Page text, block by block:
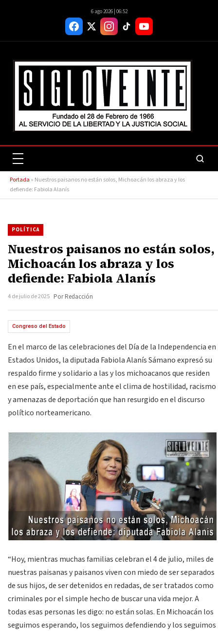
6 ago 2026 | 06:52
Portada » Nuestros paisanos no están solos, Michoacán los abraza y los
defiende: Fabiola Alanís
POLÍTICA
Nuestros paisanos no están solos,
Michoacán los abraza y los
defiende: Fabiola Alanís
4 de julio de 2025 Por Redacción
Congreso del Estado
En el marco de las celebraciones del Día de la Independencia en
Estados Unidos, la diputada Fabiola Alanís Sámano expresó su
respaldo firme y solidario a las y los michoacanos que residen
en ese país, especialmente ante el clima de hostilidad, racismo
y amenazas de deportación que han resurgido en el discurso
político norteamericano.
“Hoy, mientras muchas familias celebran el 4 de julio, miles de
nuestras paisanas y paisanos viven con miedo de ser separados
de sus hijos, de ser detenidos en redadas, de ser tratados como
criminales por el simple hecho de buscar una vida mejor. A
todas esas personas les digo: no están solas. En Michoacán los
seguimos esperando, los seguimos defendiendo y los seguimos